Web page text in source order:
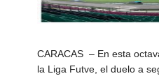
CARACAS – En esta
la Liga Futve, el duelo a